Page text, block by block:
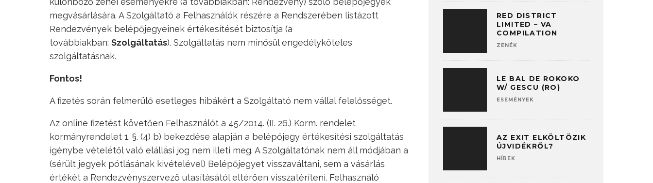
megvásárlására. A Szolgáltató a Felhasználók részére a Rendszerében listázott
Rendezvények belépőjegyeinek értékesítését biztosítja (a
továbbiakban: Szolgáltatás). Szolgáltatás nem minősül engedélyköteles
szolgáltatásnak.
Fontos!
A fizetés során felmerülő esetleges hibákért a Szolgáltató nem vállal felelősséget.
Az online fizetést követően Felhasználót a 45/2014. (II. 26.) Korm. rendelet
kormányrendelet 1. §. (4) b) bekezdése alapján a belépőjegy értékesítési szolgáltatás
igénybe vételétől való elállási jog nem illeti meg. A Szolgáltatónak nem áll módjában a
(sérült jegyek pótlásának kivételével) Belépőjegyet visszaváltani, sem a vásárlás
értékét a Rendezvényszervező utasításától eltérően visszatéríteni. Felhasználó
RED DISTRICT
LIMITED – VA
COMPILATION
ZENÉK
LE BAL DE ROKOKO
W/ GESCU (RO)
ESEMÉNYEK
AZ EXIT ELKÖLTÖZIK
ÚJVIDÉKRŐL?
HÍREK